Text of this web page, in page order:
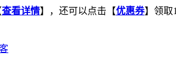
查看详情】，还可以点击【优惠券】领取